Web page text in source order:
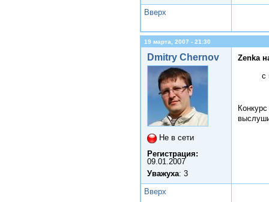
Вверх
19 марта, 2007 - 21:30
Dmitry Chernov
Не в сети
Регистрация:
09.01.2007
Уважуха: 3
Zenka
с
Вверх